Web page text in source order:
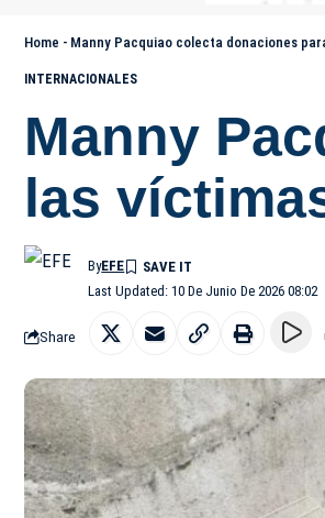
Home - Manny Pacquiao colecta donaciones
INTERNACIONALES
Manny
las
Last Updated: 10 De Junio De 2026 08:02
ByEFE
Share